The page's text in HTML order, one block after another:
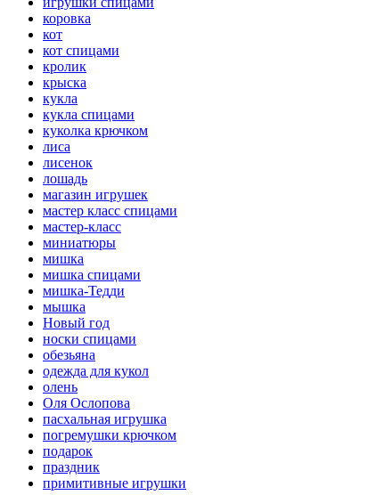
коровка
кот
кот спицами
кролик
крыска
кукла
кукла спицами
куколка крючком
лиса
лисенок
лошадь
магазин игрушек
мастер класс спицами
мастер-класс
миниатюры
мишка
мишка спицами
мишка-Тедди
мышка
Новый год
носки спицами
обезьяна
одежда для кукол
олень
Оля Ослопова
пасхальная игрушка
погремушки крючком
подарок
праздник
примитивные игрушки